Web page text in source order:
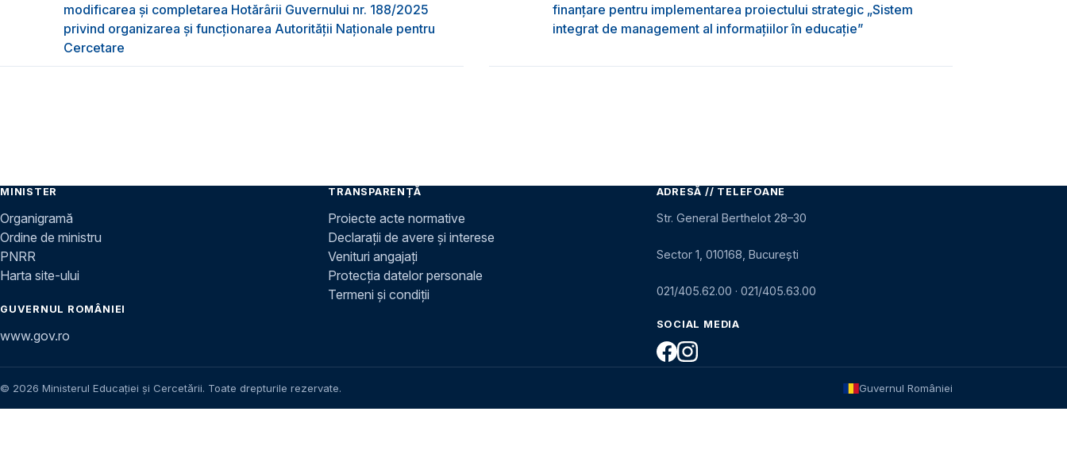
modificarea și completarea Hotărârii Guvernului nr. 188/2025
privind organizarea şi funcţionarea Autorităţii Naţionale pentru
Cercetare
finanțare pentru implementarea proiectului strategic „Sistem
integrat de management al informațiilor în educație”
MINISTER
Organigramă
Ordine de ministru
PNRR
Harta site-ului
GUVERNUL ROMÂNIEI
www.gov.ro
TRANSPARENȚĂ
Proiecte acte normative
Declarații de avere și interese
Venituri angajați
Protecția datelor personale
Termeni și condiții
ADRESĂ // TELEFOANE
Str. General Berthelot 28–30
Sector 1, 010168, București
021/405.62.00 · 021/405.63.00
SOCIAL MEDIA
© 2026 Ministerul Educației și Cercetării. Toate drepturile rezervate. Guvernul României